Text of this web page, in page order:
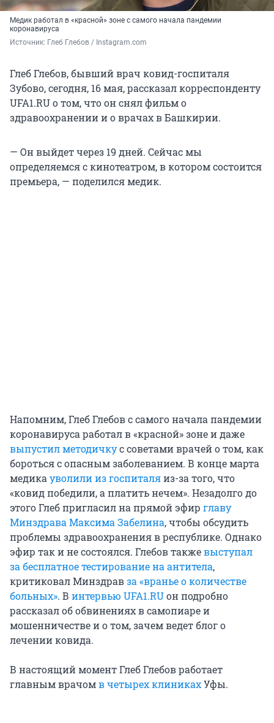
Медик работал в «красной» зоне с самого начала пандемии
коронавируса
Источник: Глеб Глебов / Instagram.com
Глеб Глебов, бывший врач ковид-госпиталя
Зубово, сегодня, 16 мая, рассказал корреспонденту
UFA1.RU о том, что он снял фильм о
здравоохранении и о врачах в Башкирии.
— Он выйдет через 19 дней. Сейчас мы
определяемся с кинотеатром, в котором состоится
премьера, — поделился медик.
Напомним, Глеб Глебов с самого начала пандемии
коронавируса работал в «красной» зоне и даже
выпустил методичкус советами врачей о том, как
бороться с опасным заболеванием. В конце марта
медика уволили из госпиталяиз-за того, что
«ковид победили, а платить нечем». Незадолго до
этого Глеб пригласил на прямой эфир главу
Минздрава Максима Забелина, чтобы обсудить
проблемы здравоохранения в республике. Однако
эфир так и не состоялся. Глебов такжевыступал
за бесплатное тестирование на антитела,
критиковал Минздравза «вранье о количестве
больных». В интервью UFA1.RUон подробно
рассказал об обвинениях в самопиаре и
мошенничестве и о том, зачем ведет блог о
лечении ковида.
В настоящий момент Глеб Глебов работает
главным врачомв четырех клиникахУфы.